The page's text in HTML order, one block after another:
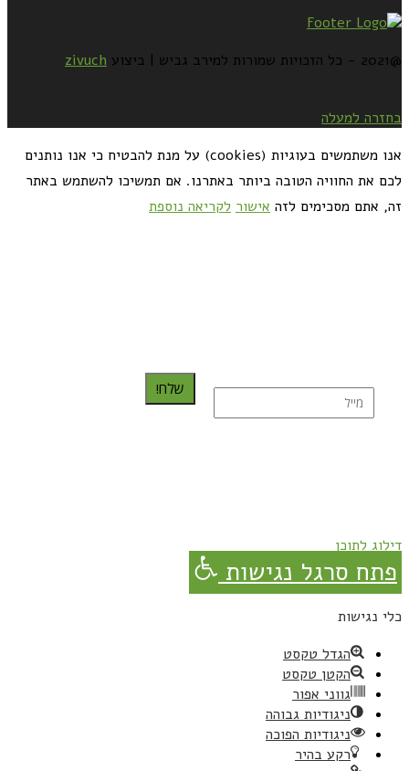
@2021 - כל הזכויות שמורות למירב גביש | ביצוע zivuch
בחזרה למעלה
אנו משתמשים בעוגיות (cookies) על מנת להבטיח כי אנו נותנים
לכם את החוויה הטובה ביותר באתרנו. אם תמשיכו להשתמש באתר
זה, אתם מסכימים לזה אישור לקריאה נוספת
שלח!
דילוג לתוכן
פתח סרגל נגישות
כלי נגישות
הגדל טקסט
הקטן טקסט
גווני אפור
ניגודיות גבוהה
ניגודיות הפוכה
רקע בהיר